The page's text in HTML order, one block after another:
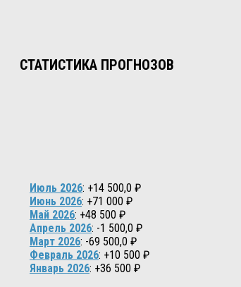
СТАТИСТИКА ПРОГНОЗОВ
Июль 2026: +14 500,0 ₽
Июнь 2026: +71 000 ₽
Май 2026: +48 500 ₽
Апрель 2026: -1 500,0 ₽
Март 2026: -69 500,0 ₽
Февраль 2026: +10 500 ₽
Январь 2026: +36 500 ₽